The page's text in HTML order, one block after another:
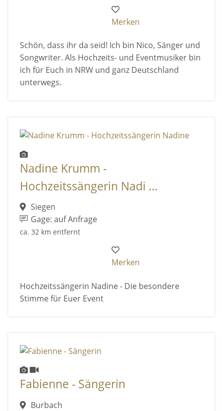
Merken
Schön, dass ihr da seid! Ich bin Nico, Sänger und
Songwriter. Als Hochzeits- und Eventmusiker bin
ich für Euch in NRW und ganz Deutschland
unterwegs.
Nadine Krumm -
Hochzeitssängerin Nadi ...
Siegen
Gage: auf Anfrage
ca. 32 km entfernt
Merken
Hochzeitssängerin Nadine - Die besondere
Stimme für Euer Event
Fabienne - Sängerin
Burbach